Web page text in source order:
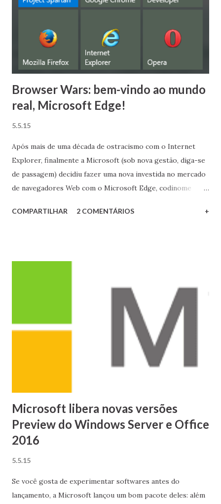
e quinta gerações; LGA 1151: 2015, Skylake (14 nm), sexta
direta: LGA 1156, 1155, 1150 e 1151. Um soquete novo a cada
dois anos com praticamente a mesma pinagem! Eu não
tenho a menor sombra de dúvida de qu...
Browser Wars: bem-vindo ao mundo
real, Microsoft Edge!
5.5.15
Após mais de uma década de ostracismo com o Internet
Explorer, finalmente a Microsoft (sob nova gestão, diga-se
de passagem) decidiu fazer uma nova investida no mercado
de navegadores Web com o Microsoft Edge, codinome
renderização, o EdgeHTML. Em que pese o fato de o
A peleja dos navegadores Web para Windows
COMPARTILHAR 2 COMENTÁRIOS +
Microsoft libera novas versões
Preview do Windows Server e Office
2016
5.5.15
Se você gosta de experimentar softwares antes do
lançamento, a Microsoft lançou um bom pacote deles: além